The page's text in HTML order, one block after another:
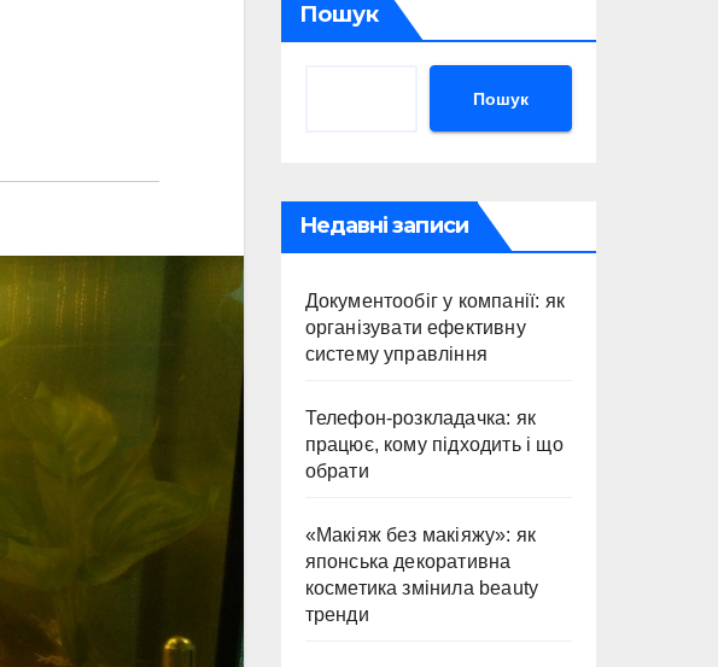
Пошук
Пошук
Недавні записи
Документообіг у компанії: як
організувати ефективну
систему управління
Телефон-розкладачка: як
працює, кому підходить і що
обрати
«Макіяж без макіяжу»: як
японська декоративна
косметика змінила beauty
тренди